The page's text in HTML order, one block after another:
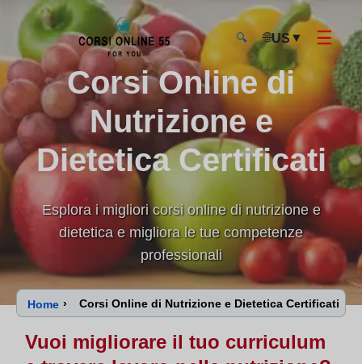
CorsiOnline55 - Pagina di inizio
🔍 🌐US▼ ☰
Corsi Online di
Nutrizione e
Dietetica Certificati
Esplora i migliori corsi online di nutrizione e
dietetica e migliora le tue competenze
professionali
Home › Corsi Online di Nutrizione e Dietetica Certificati
Vuoi migliorare il tuo curriculum